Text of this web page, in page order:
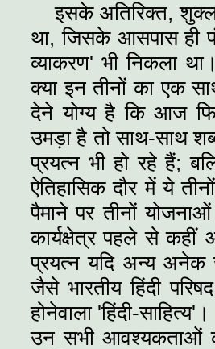
इसके अतिरिक्‍त,
था, जिसके आसपास ही पं.
व्‍याकरण' भी निकला
क्‍या इन तीनों का एक
देने योग्‍य है कि आज
उमड़ा है तो साथ-साथ
प्रयत्‍न भी हो रहे हैं;
ऐतिहासिक दौर में ये
पैमाने पर तीनों
कार्यक्षेत्र पहले से कहीं
प्रयत्‍न यदि अन्‍य अनेक
जैसे भारतीय हिंदी
होनेवाला 'हिंदी-
उन सभी आवश्‍यकताओं